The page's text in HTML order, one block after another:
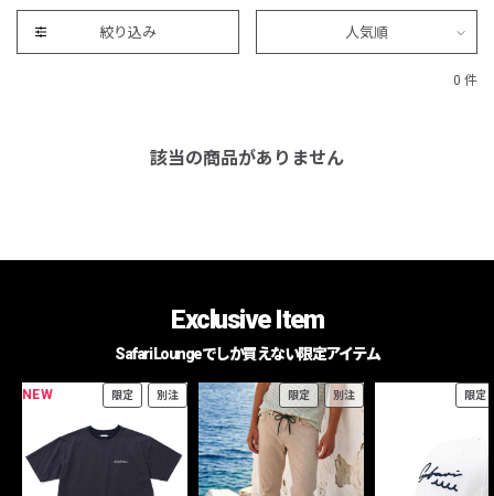
絞り込み 人気順
0 件
該当の商品がありません
Exclusive Item
Safari Loungeでしか買えない限定アイテム
NEW 限定 別注 限定 別注 限定